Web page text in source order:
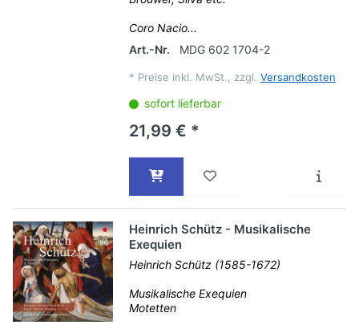
Coro Nacio...
Art.-Nr.
MDG 602 1704-2
* Preise inkl. MwSt., zzgl. Versandkosten
sofort lieferbar
21,99 € *
Heinrich Schütz - Musikalische
Exequien
Heinrich Schütz (1585-1672)
Musikalische Exequien
Motetten